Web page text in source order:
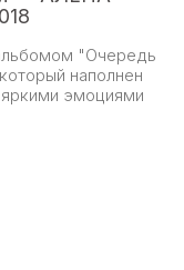
"Очередь
наполнен
эмоциями